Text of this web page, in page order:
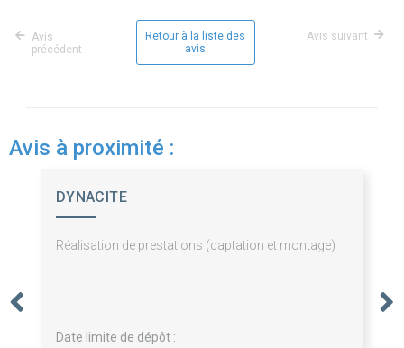
Avis
précédent
Retour à la liste des
avis
Avis suivant
Avis à proximité :
DYNACITE
Réalisation de prestations (captation et montage)
Date limite de dépôt :